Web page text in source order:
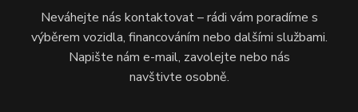
Neváhejte nás kontaktovat – rádi vám poradíme s
výběrem vozidla, financováním nebo dalšími službami.
Napište nám e-mail, zavolejte nebo nás
navštivte osobně.